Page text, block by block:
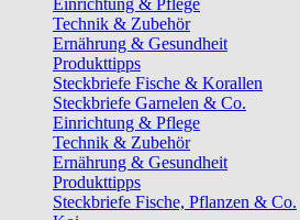
Einrichtung & Pflege
Technik & Zubehör
Ernährung & Gesundheit
Produkttipps
Steckbriefe Fische & Korallen
Steckbriefe Garnelen & Co.
Einrichtung & Pflege
Technik & Zubehör
Ernährung & Gesundheit
Produkttipps
Steckbriefe Fische, Pflanzen & Co.